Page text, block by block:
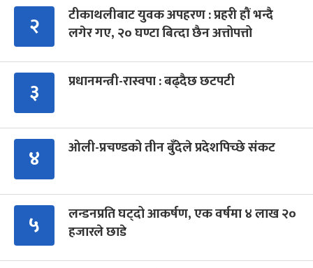
२
टीकाथलीबाट युवक अपहरण : प्रहरी हौं भन्दै
लगेर गए, २० घण्टा बित्दा छैन अत्तोपत्तो
३ प्रधानमन्त्री-रास्वपा : बढ्दैछ छटपटी
४ ओली-प्रचण्डको तीन बुँदेले प्रदेशपिच्छे संकट
५
लन्डनप्रति घट्दो आकर्षण, एक वर्षमा ४ लाख २०
हजारले छाडे